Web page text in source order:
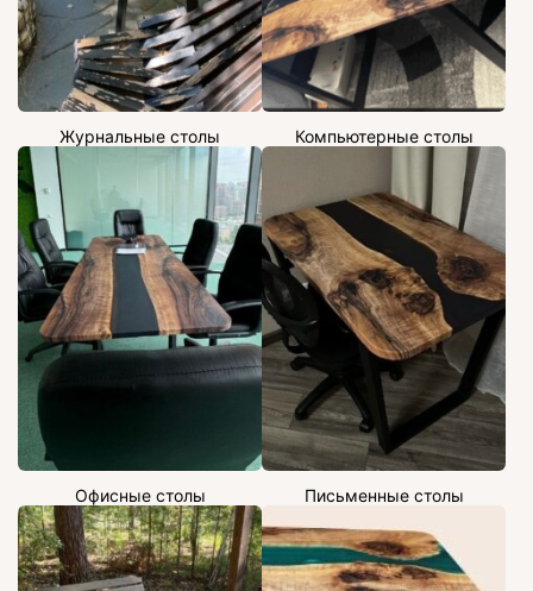
Журнальные столы Компьютерные столы
Офисные столы Письменные столы